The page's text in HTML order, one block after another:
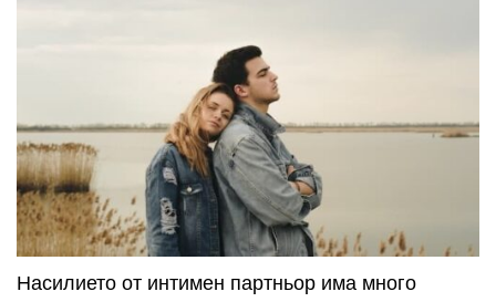
Насилието от интимен партньор има много